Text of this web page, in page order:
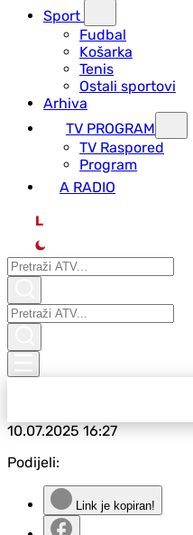
Sport
Fudbal
Košarka
Tenis
Ostali sportovi
Arhiva
TV PROGRAM
ТV Raspored
Program
A RADIO
L
10.07.202516:27
Podijeli:
Link je kopiran!